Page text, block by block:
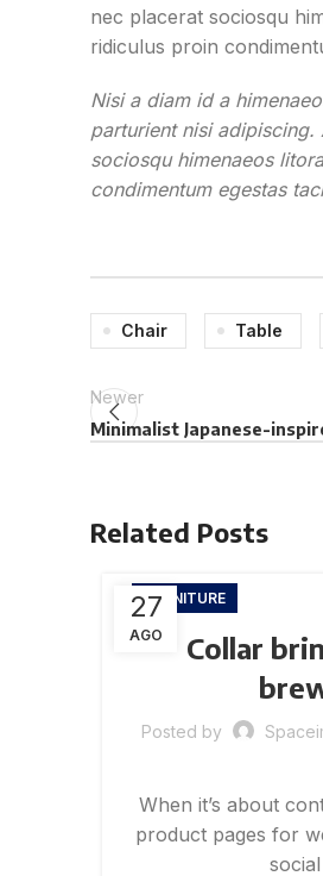
nec placerat sociosqu
ridiculus proin
Nisi a diam id a
parturient nisi
sociosqu himenaeos
condimentum egestas
Chair Table
Newer
Minimalist Japanese-
Related Posts
27
AGO
FURNITURE
Collar
Posted by
When it’s about
product pages for